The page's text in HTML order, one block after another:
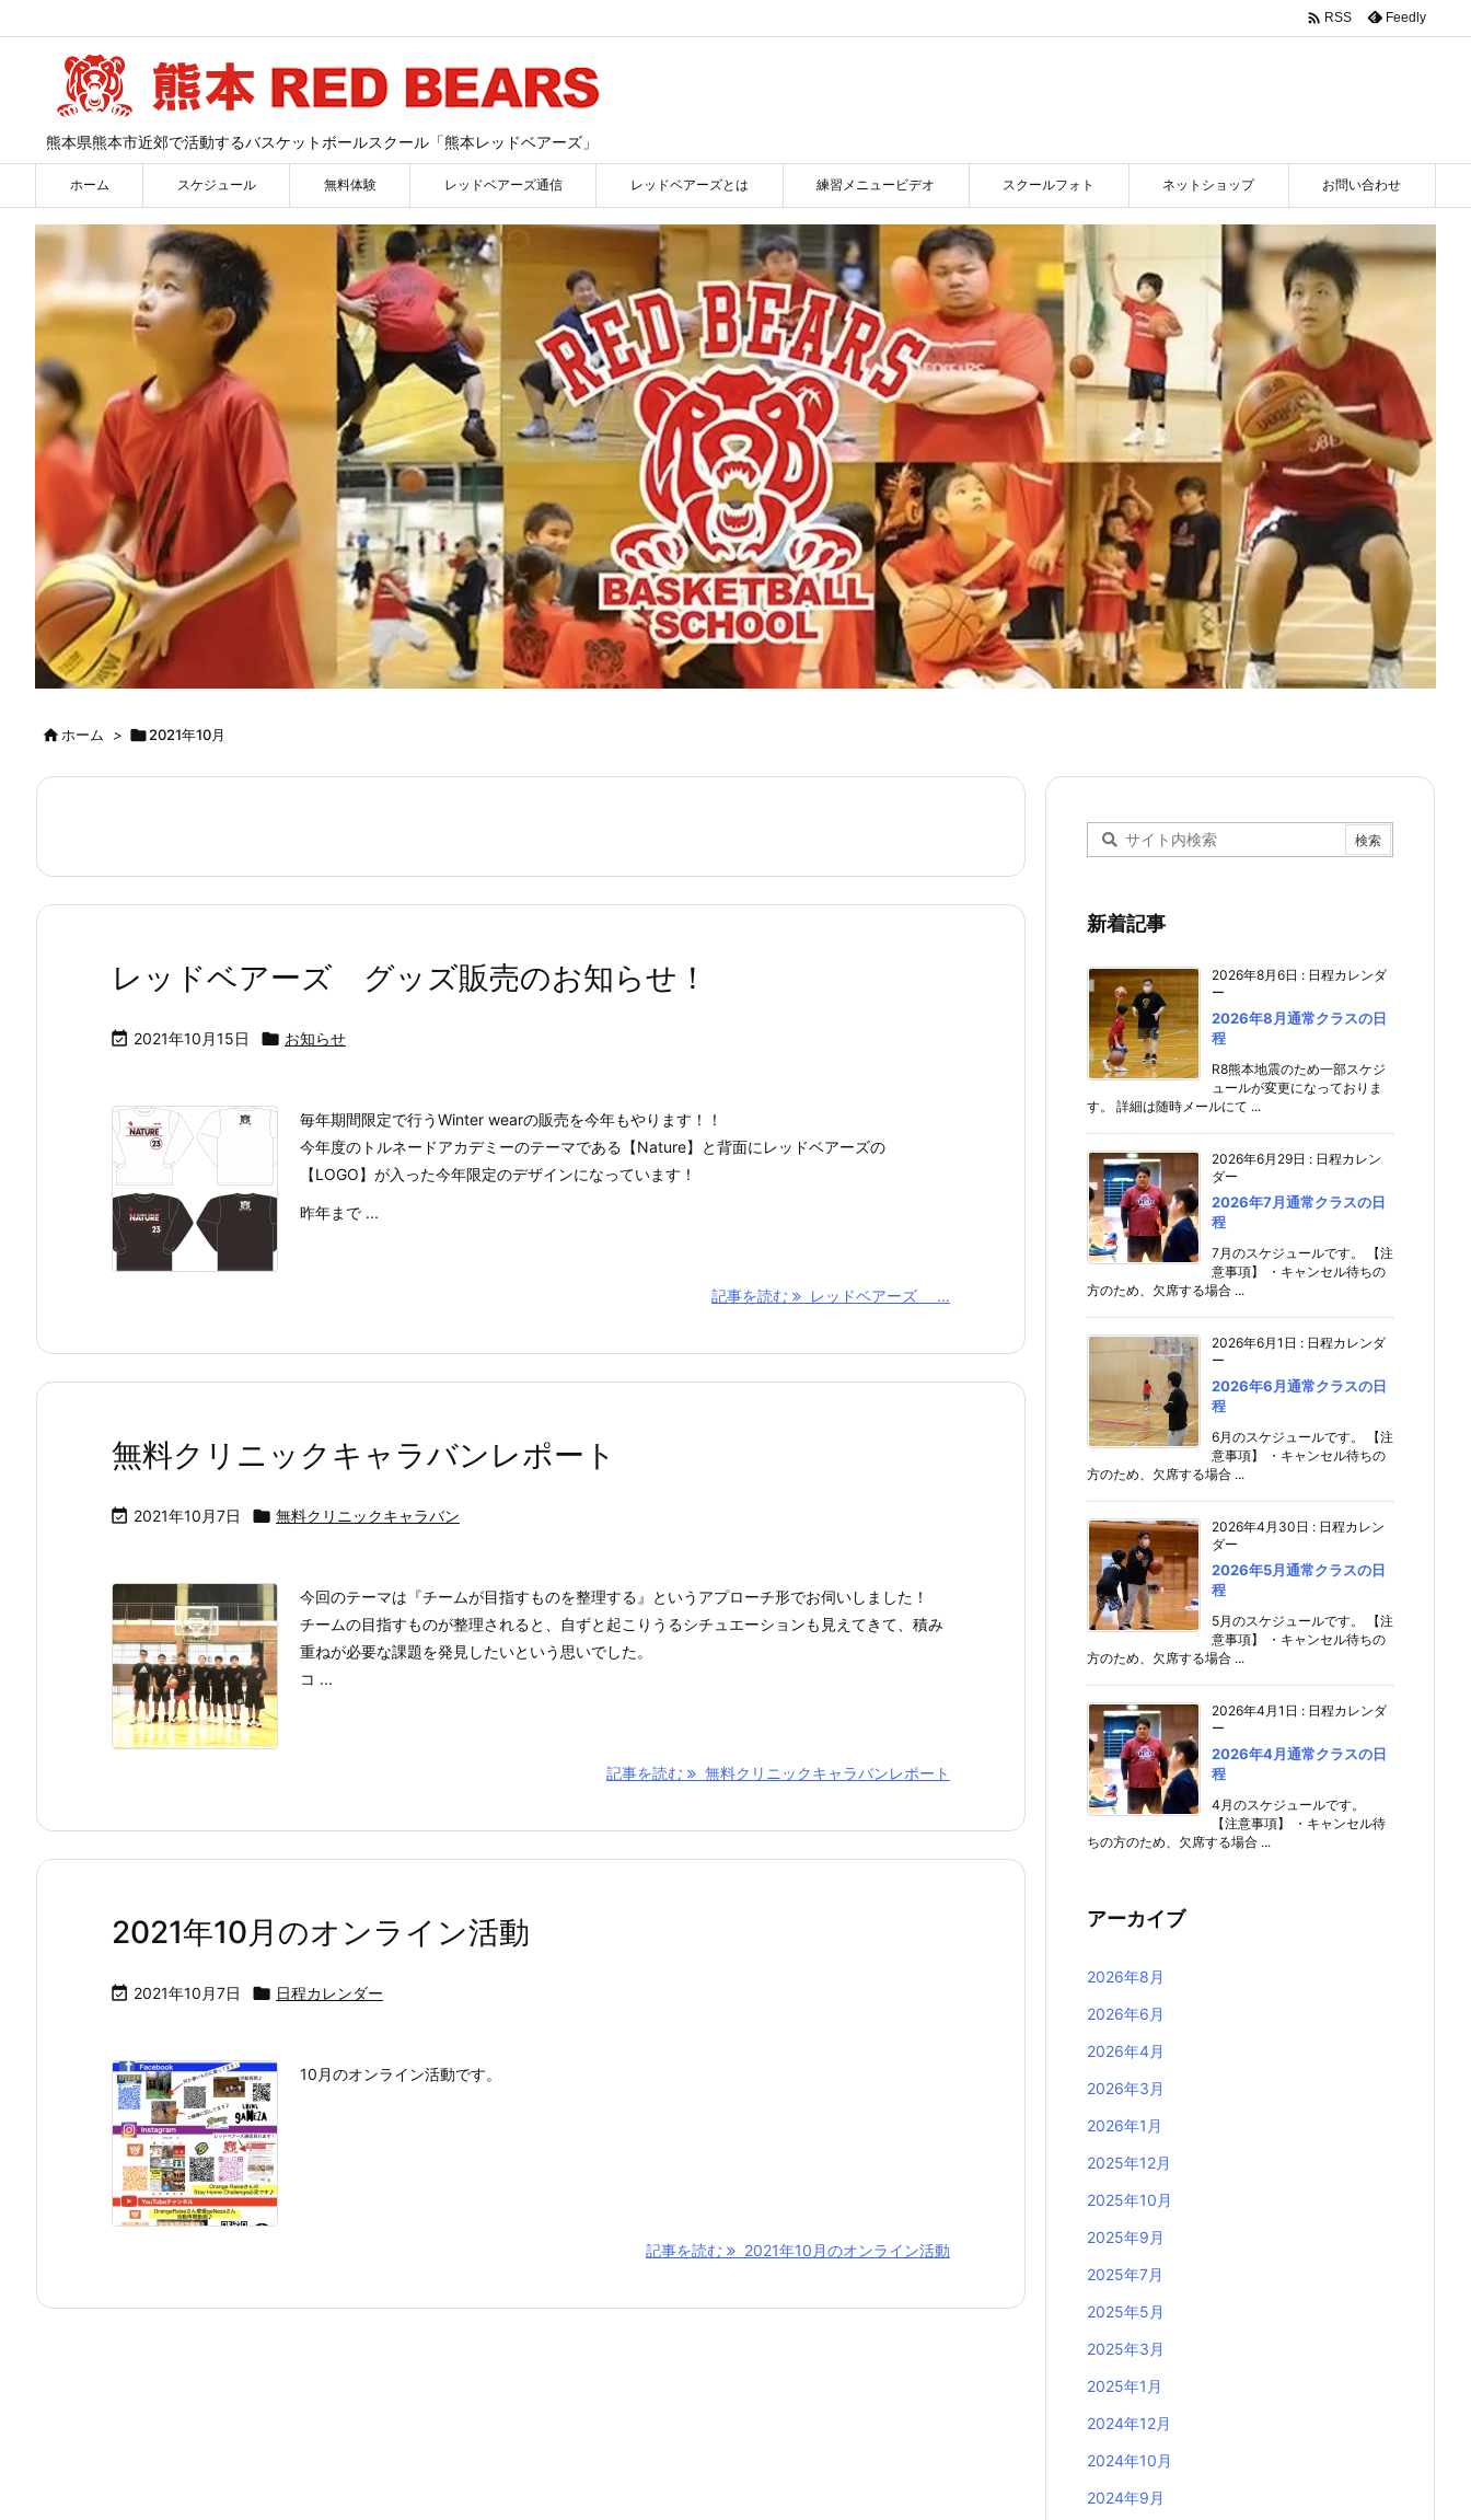
熊本県熊本市近郊で活動するバスケットボールスクール「熊本レッドベアーズ」
ホーム スケジュール 無料体験 レッドベアーズ通信 レッドベアーズとは 練習メニュービデオ スクールフォト ネットショップ お問い合わせ
 RSS Feedly
ホーム > 2021年10月
レッドベアーズ グッズ販売のお知らせ！
 2021年10月15日  お知らせ
毎年期間限定で行うWinter wearの販売を今年もやります！！
今年度のトルネードアカデミーのテーマである【Nature】と背面にレッドベアーズの
【LOGO】が入った今年限定のデザインになっています！
昨年まで ...
記事を読む レッドベアーズ ...
無料クリニックキャラバンレポート
 2021年10月7日  無料クリニックキャラバン
今回のテーマは『チームが目指すものを整理する』というアプローチ形でお伺いしました！
チームの目指すものが整理されると、自ずと起こりうるシチュエーションも見えてきて、積み
重ねが必要な課題を発見したいという思いでした。
コ ...
記事を読む 無料クリニックキャラバンレポート
2021年10月のオンライン活動
 2021年10月7日  日程カレンダー
10月のオンライン活動です。
記事を読む 2021年10月のオンライン活動
新着記事
2026年8月6日 : 日程カレンダ
ー
2026年8月通常クラスの日
程
R8熊本地震のため一部スケジ
ュールが変更になっておりま
す。 詳細は随時メールにて ...
2026年6月29日 : 日程カレン
ダー
2026年7月通常クラスの日
程
7月のスケジュールです。 【注
意事項】 ・キャンセル待ちの
方のため、欠席する場合 ...
2026年6月1日 : 日程カレンダ
ー
2026年6月通常クラスの日
程
6月のスケジュールです。 【注
意事項】 ・キャンセル待ちの
方のため、欠席する場合 ...
2026年4月30日 : 日程カレン
ダー
2026年5月通常クラスの日
程
5月のスケジュールです。 【注
意事項】 ・キャンセル待ちの
方のため、欠席する場合 ...
2026年4月1日 : 日程カレンダ
ー
2026年4月通常クラスの日
程
4月のスケジュールです。
【注意事項】 ・キャンセル待
ちの方のため、欠席する場合 ...
アーカイブ
2026年8月
2026年6月
2026年4月
2026年3月
2026年1月
2025年12月
2025年10月
2025年9月
2025年7月
2025年5月
2025年3月
2025年1月
2024年12月
2024年10月
2024年9月